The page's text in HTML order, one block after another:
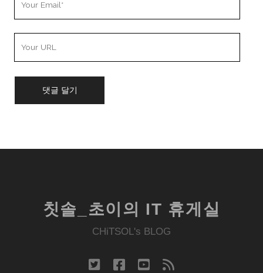
칫솔_초이의 IT 휴게실
CHiTSOL's BLOG
twitter facebook
youtube
rss